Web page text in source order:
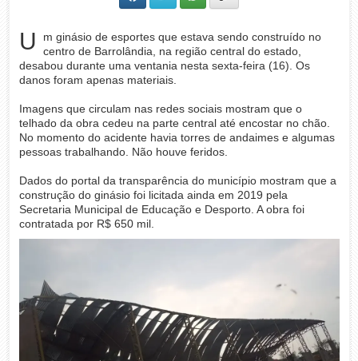
U
m ginásio de esportes que estava sendo construído no
centro de Barrolândia, na região central do estado,
desabou durante uma ventania nesta sexta-feira (16). Os
danos foram apenas materiais.
Imagens que circulam nas redes sociais mostram que o
telhado da obra cedeu na parte central até encostar no chão.
No momento do acidente havia torres de andaimes e algumas
pessoas trabalhando. Não houve feridos.
Dados do portal da transparência do município mostram que a
construção do ginásio foi licitada ainda em 2019 pela
Secretaria Municipal de Educação e Desporto. A obra foi
contratada por R$ 650 mil.